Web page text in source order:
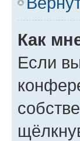
Как
Если